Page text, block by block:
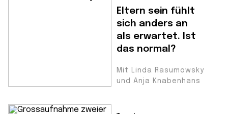
Eltern sein fühlt
sich anders an
als erwartet. Ist
das normal?
Mit Linda Rasumowsky
und Anja Knabenhans